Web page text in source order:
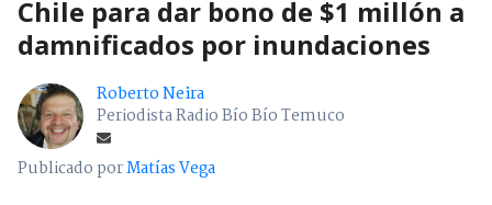
Chile para dar bono de $1 millón a
damnificados por inundaciones
Roberto Neira
Periodista Radio Bío Bío Temuco
Publicado porMatías Vega